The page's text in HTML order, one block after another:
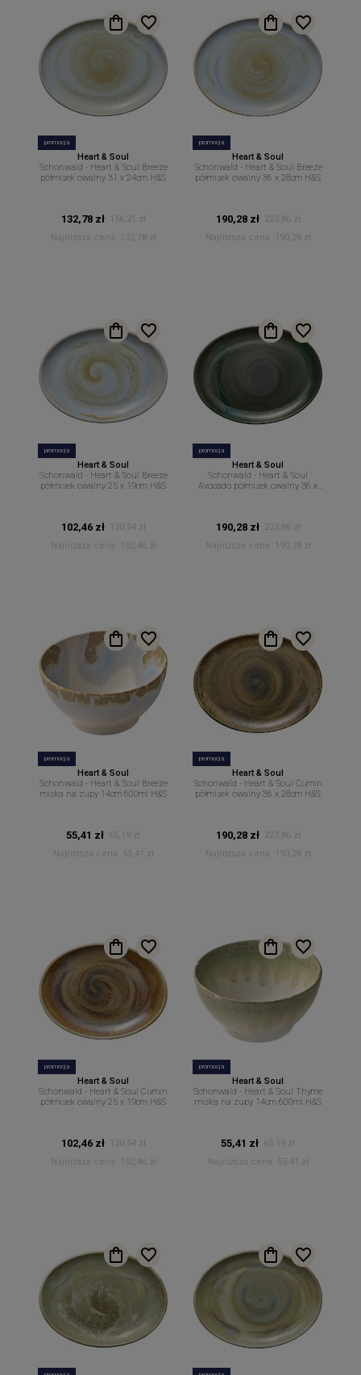
promocja
Heart & Soul
Schonwald - Heart & Soul Breeze
półmisek owalny 31 x 24cm H&S
132,78 zł
156,21 zł
Najniższa cena:
132,78 zł
promocja
Heart & Soul
Schonwald - Heart & Soul Breeze
półmisek owalny 36 x 28cm H&S
190,28 zł 223,86 zł
Najniższa cena:
190,28 zł
promocja
Heart & Soul
Schonwald - Heart & Soul Breeze
półmisek owalny 25 x 19cm H&S
102,46 zł
120,54 zł
Najniższa cena:
102,46 zł
promocja
Heart & Soul
Schonwald - Heart & Soul
Avocado półmisek owalny 36 x
190,28 zł 223,86 zł
Najniższa cena:
190,28 zł
promocja
Heart & Soul
Schonwald - Heart & Soul Breeze
miska na zupy 14cm 600ml H&S
55,41 zł 65,19 zł
Najniższa cena:
55,41 zł
promocja
Heart & Soul
Schonwald - Heart & Soul Cumin
półmisek owalny 36 x 28cm H&S
190,28 zł 223,86 zł
Najniższa cena:
190,28 zł
promocja
Heart & Soul
Schonwald - Heart & Soul Cumin
półmisek owalny 25 x 19cm H&S
102,46 zł
120,54 zł
Najniższa cena:
102,46 zł
promocja
Heart & Soul
Schonwald - Heart & Soul Thyme
miska na zupy 14cm 600ml H&S
55,41 zł 65,19 zł
Najniższa cena:
55,41 zł